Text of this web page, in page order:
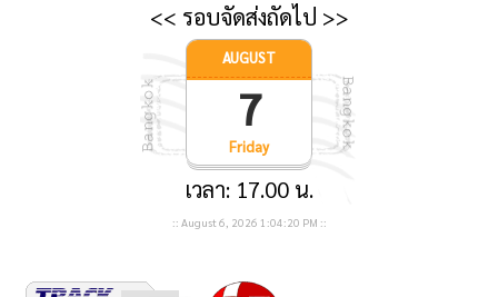
<< รอบจัดส่งถัดไป >>
Friday
AUGUST
7
เวลา: 17.00 น.
:: August 6, 2026 1:04:20 PM ::